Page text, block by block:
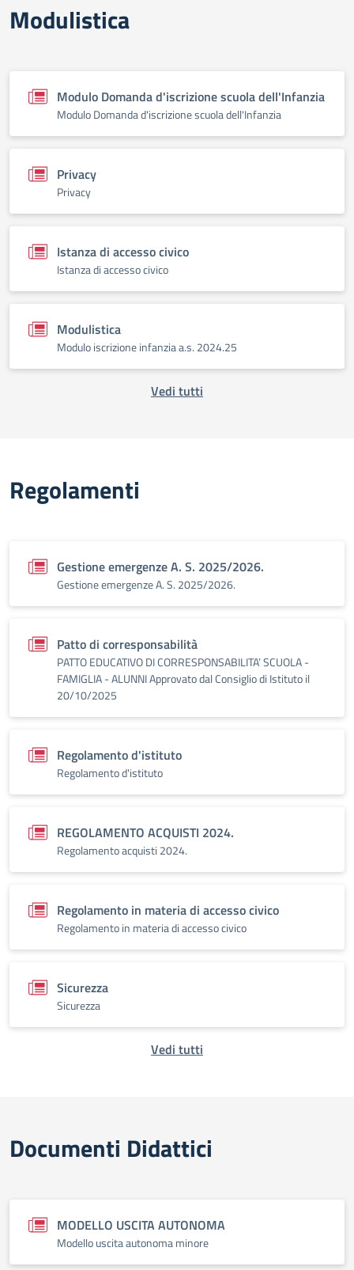
Modulistica
Modulo Domanda d'iscrizione scuola dell'Infanzia
Modulo Domanda d'iscrizione scuola dell'Infanzia
Privacy
Privacy
Istanza di accesso civico
Istanza di accesso civico
Modulistica
Modulo iscrizione infanzia a.s. 2024.25
Vedi tutti
Regolamenti
Gestione emergenze A. S. 2025/2026.
Gestione emergenze A. S. 2025/2026.
Patto di corresponsabilità
PATTO EDUCATIVO DI CORRESPONSABILITA’ SCUOLA -
FAMIGLIA - ALUNNI Approvato dal Consiglio di Istituto il
20/10/2025
Regolamento d'istituto
Regolamento d'istituto
REGOLAMENTO ACQUISTI 2024.
Regolamento acquisti 2024.
Regolamento in materia di accesso civico
Regolamento in materia di accesso civico
Sicurezza
Sicurezza
Vedi tutti
Documenti Didattici
MODELLO USCITA AUTONOMA
Modello uscita autonoma minore